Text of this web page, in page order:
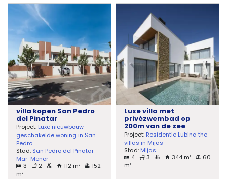
villa kopen San Pedro
del Pinatar
Project: Luxe nieuwbouw
geschakelde woning in San
Pedro
Stad: San Pedro del Pinatar -
Mar-Menor
3
2 112 m²
152
m²
Luxe villa met
privézwembad op
200m van de zee
Project: Residentie Lubina the
villas in Mijas
Stad: Mijas
4
3 344 m²
60
m²